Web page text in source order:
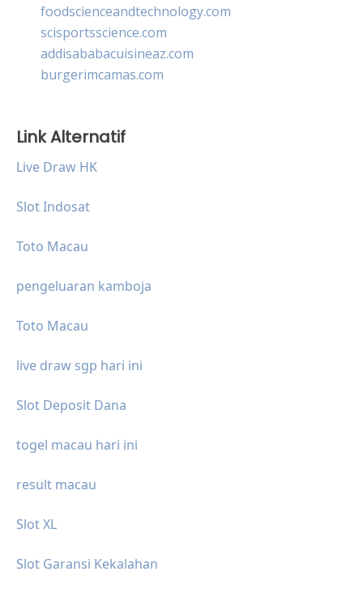
foodscienceandtechnology.com
scisportsscience.com
addisababacuisineaz.com
burgerimcamas.com
Link Alternatif
Live Draw HK
Slot Indosat
Toto Macau
pengeluaran kamboja
Toto Macau
live draw sgp hari ini
Slot Deposit Dana
togel macau hari ini
result macau
Slot XL
Slot Garansi Kekalahan